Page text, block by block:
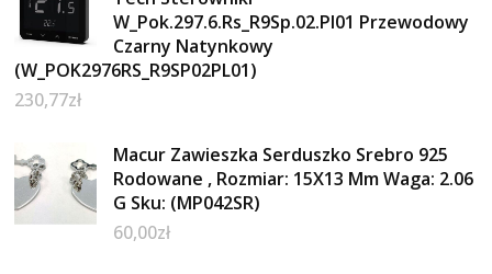
W_Pok.297.6.Rs_R9Sp.02.Pl01 Przewodowy
Czarny Natynkowy
(W_POK2976RS_R9SP02PL01)
230,77zł
Macur Zawieszka Serduszko Srebro 925
Rodowane , Rozmiar: 15X13 Mm Waga: 2.06
G Sku: (MP042SR)
60,00zł